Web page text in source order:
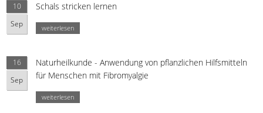
10
Sep
Schals stricken lernen
weiterlesen
16
Sep
Naturheilkunde - Anwendung von pflanzlichen Hilfsmitteln
für Menschen mit Fibromyalgie
weiterlesen